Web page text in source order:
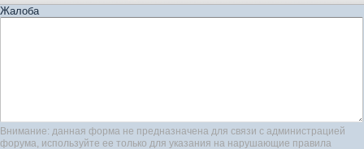
Жалоба
Внимание: данная форма не предназначена для связи с администрацией
форума, используйте ее только для указания на нарушающие правила